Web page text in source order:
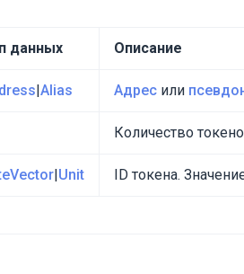
данных Описание
|Alias Адрес или
Количество
|Unit ID токена.